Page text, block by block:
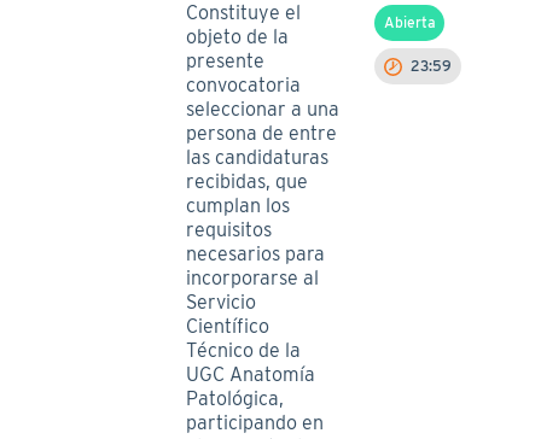
Constituye el
objeto de la
presente
convocatoria
seleccionar a una
persona de entre
las candidaturas
recibidas, que
cumplan los
requisitos
necesarios para
incorporarse al
Servicio
Científico
Técnico de la
UGC Anatomía
Patológica,
participando en
Abierta
23:59